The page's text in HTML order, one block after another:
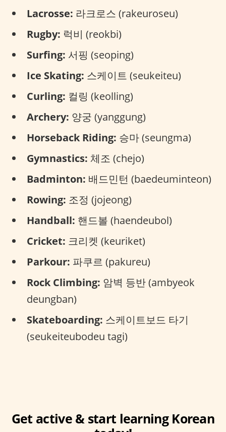
Lacrosse: 라크로스 (rakeuroseu)
Rugby: 럭비 (reokbi)
Surfing: 서핑 (seoping)
Ice Skating: 스케이트 (seukeiteu)
Curling: 컬링 (keolling)
Archery: 양궁 (yanggung)
Horseback Riding: 승마 (seungma)
Gymnastics: 체조 (chejo)
Badminton: 배드민턴 (baedeuminteon)
Rowing: 조정 (jojeong)
Handball: 핸드볼 (haendeubol)
Cricket: 크리켓 (keuriket)
Parkour: 파쿠르 (pakureu)
Rock Climbing: 암벽 등반 (ambyeok
deungban)
Skateboarding: 스케이트보드 타기
(seukeiteubodeu tagi)
Get active & start learning Korean